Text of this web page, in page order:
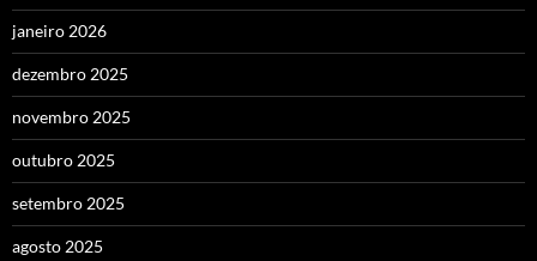
janeiro 2026
dezembro 2025
novembro 2025
outubro 2025
setembro 2025
agosto 2025